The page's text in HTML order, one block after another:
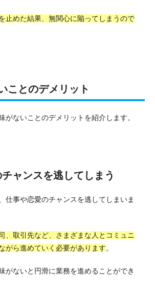
止めた結果、無関心に陥ってしまうので
ことのデメリット
がないことのデメリットを紹介します。
ャンスを逃してしまう
仕事や恋愛のチャンスを逃してしまいま
、取引先など、さまざまな人とコミュニ
がら進めていく必要があります。
がないと円滑に業務を進めることができ